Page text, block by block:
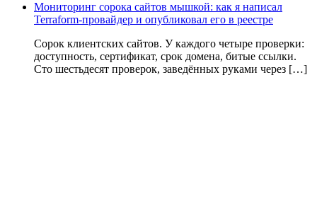
Мониторинг сорока сайтов мышкой: как я написал
Terraform-провайдер и опубликовал его в реестре
Сорок клиентских сайтов. У каждого четыре проверки:
доступность, сертификат, срок домена, битые ссылки.
Сто шестьдесят проверок, заведённых руками через […]